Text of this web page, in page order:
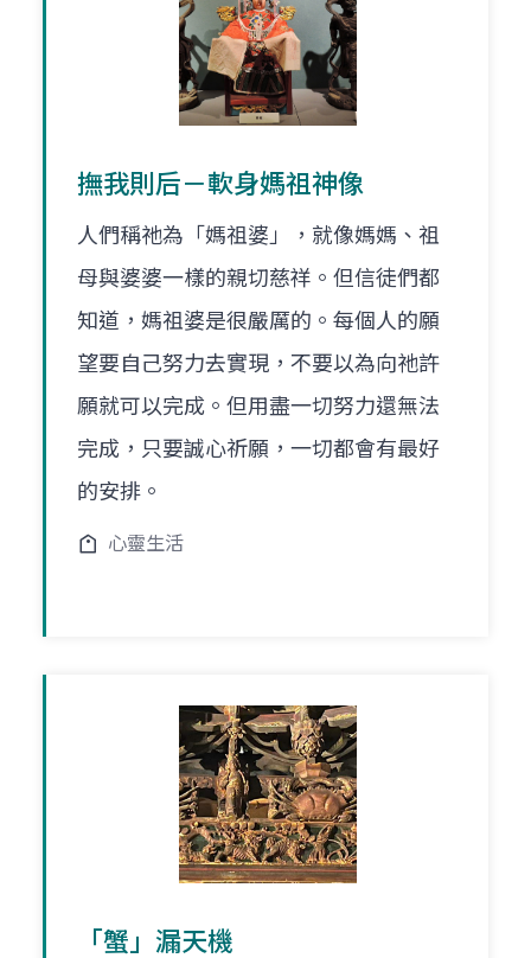
撫我則后－軟身媽祖神像
人們稱祂為「媽祖婆」，就像媽媽、祖
母與婆婆一樣的親切慈祥。但信徒們都
知道，媽祖婆是很嚴厲的。每個人的願
望要自己努力去實現，不要以為向祂許
願就可以完成。但用盡一切努力還無法
完成，只要誠心祈願，一切都會有最好
的安排。
心靈生活
「蟹」漏天機